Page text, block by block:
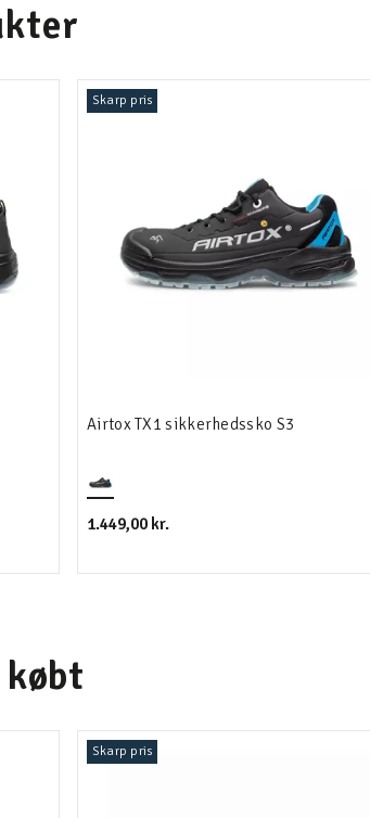
Skarp pris
Airtox TX1 sikkerhedssko S3
1.449,00 kr.
Skarp pris